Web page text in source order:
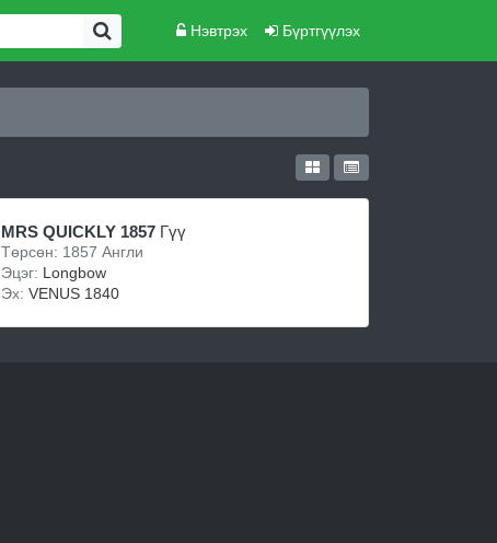
Нэвтрэх Бүртгүүлэх
MRS QUICKLY 1857 Гүү
Төрсөн: 1857 Англи
Эцэг: Longbow
Эх:VENUS 1840